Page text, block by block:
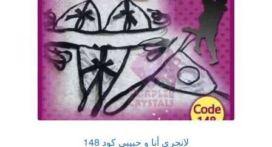
لانجري أنا و حبيبى كود 148